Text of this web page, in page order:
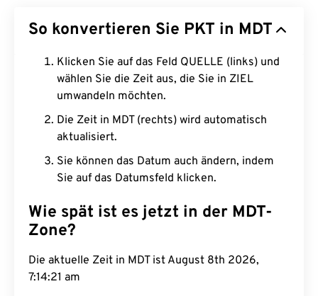
So konvertieren Sie PKT in MDT
Klicken Sie auf das Feld QUELLE (links) und
wählen Sie die Zeit aus, die Sie in ZIEL
umwandeln möchten.
Die Zeit in MDT (rechts) wird automatisch
aktualisiert.
Sie können das Datum auch ändern, indem
Sie auf das Datumsfeld klicken.
Wie spät ist es jetzt in der MDT-
Zone?
Die aktuelle Zeit in MDT ist August 8th 2026,
7:14:22 am